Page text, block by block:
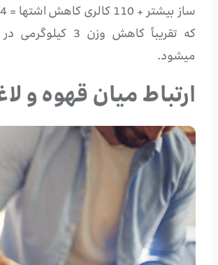
که تقریباً کاهش وزن
میشود.
ارتباط میان قهوه و